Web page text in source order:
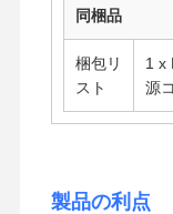
同梱品
梱包リ
スト
1 x
源
製品の利点